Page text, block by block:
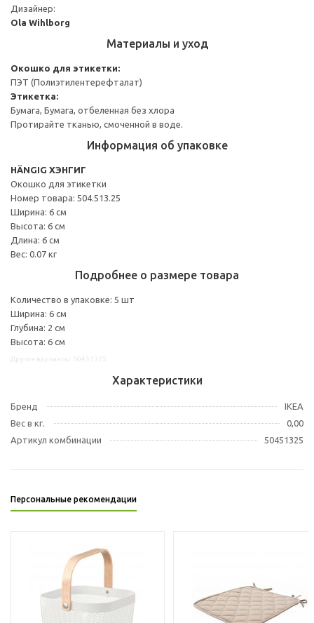
Дизайнер:
Ola Wihlborg
Материалы и уход
Окошко для этикетки:
ПЭТ (Полиэтилентерефталат)
Этикетка:
Бумага, Бумага, отбеленная без хлора
Протирайте тканью, смоченной в воде.
Информация об упаковке
HÄNGIG ХЭНГИГ
Окошко для этикетки
Номер товара: 504.513.25
Ширина: 6 см
Высота: 6 см
Длина: 6 см
Вес: 0.07 кг
Подробнее о размере товара
Количество в упаковке: 5 шт
Ширина: 6 см
Глубина: 2 см
Высота: 6 см
Характеристики
Бренд
IKEA
Вес в кг.
0,00
Артикул комбинации
50451325
Персональные рекомендации